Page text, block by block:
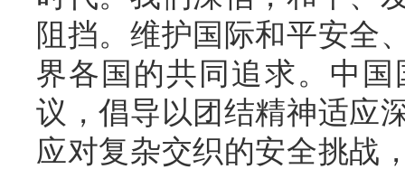
阻挡。维护国际和平安全
界各国的共同追求。中
议，倡导以团结精神适应
应对复杂交织的安全挑战